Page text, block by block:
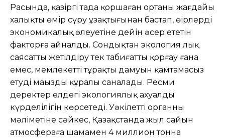
Расында, қазіргі таңда қоршаған ортаның жағдайы
халықтың өмір сүру ұзақтығынан бастап, өңірлердің
экономикалық əлеуетіне дейін əсер ететін
факторға айналды. Сондықтан экология лық
саясатты жетілдіру тек табиғатты қорғау ғана
емес, мемлекеттің тұрақты дамуын қамтамасыз
етудің маңызды құралы саналады. Ресми
деректер елдегі экологиялық ахуалдың
күрделілігін көрсетеді. Уəкілетті органның
мəліметіне сəйкес, Қазақстанда жыл сайын
атмосфераға шамамен 4 миллион тонна